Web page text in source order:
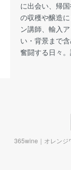
に出会い、帰
の収穫や醸造
ン講師、輸入
い・背景まで
奮闘する日々。
365wine｜オレンジ